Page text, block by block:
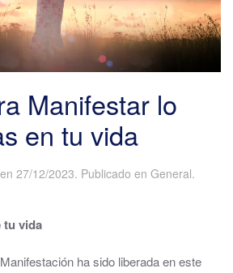
Manifestar lo
en tu vida
en 27/12/2023. Publicado en General.
tu vida
ha sido liberada en este